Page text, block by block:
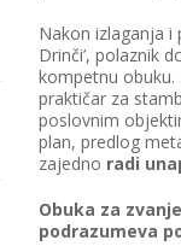
Nakon izlaganja i
Drinči’, polaznik
kompetnu
praktičar za
poslovnim
plan, predlog
zajedno radi
Obuka za
podrazumeva